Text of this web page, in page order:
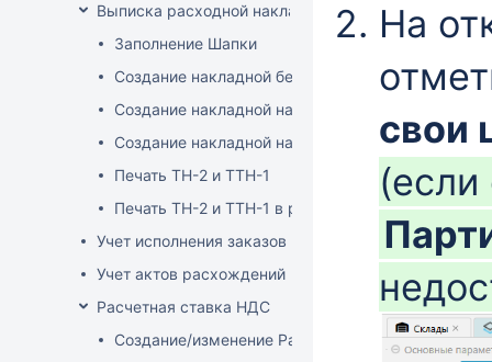
Выписка расходной накладной
Заполнение Шапки
Создание накладной без заказа
Создание накладной на основе заказа
Создание накладной на основе документа ТСД
Печать ТН-2 и ТТН-1
Печать ТН-2 и ТТН-1 в розничных ценах
Учет исполнения заказов на продажу
Учет актов расхождений при отгрузке товара
Расчетная ставка НДС
Создание/изменение Расчетной ставки НДС
На
свои
(если